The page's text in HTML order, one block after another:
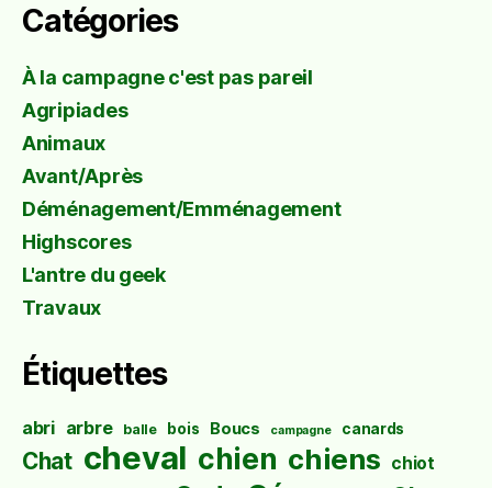
Catégories
À la campagne c'est pas pareil
Agripiades
Animaux
Avant/Après
Déménagement/Emménagement
Highscores
L'antre du geek
Travaux
Étiquettes
abri arbre balle bois Boucs campagne canards
Chat cheval chien chiens chiot